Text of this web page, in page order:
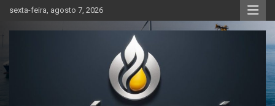
content
sexta-feira, agosto 7, 2026